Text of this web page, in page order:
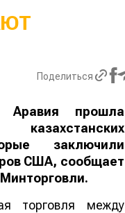
Поделиться
Аравия прошла
заключили
США, сообщает
торговля между